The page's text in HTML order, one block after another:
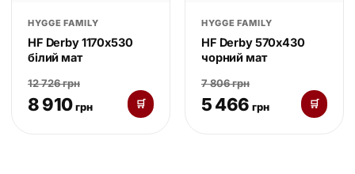
HYGGE FAMILY
HF Derby 1170х530
білий мат
12 726 грн
8 910 грн 🛒
HYGGE FAMILY
HF Derby 570х430
чорний мат
7 806 грн
5 466 грн 🛒